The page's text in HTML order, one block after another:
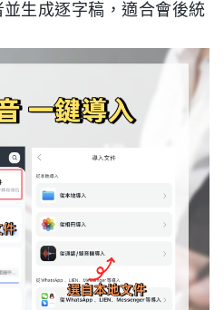
生成逐字稿，適合會後統